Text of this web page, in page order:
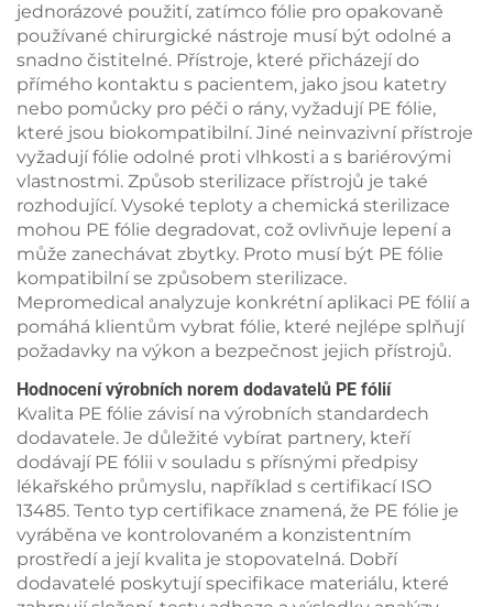
jednorázové použití, zatímco fólie pro opakovaně
používané chirurgické nástroje musí být odolné a
snadno čistitelné. Přístroje, které přicházejí do
přímého kontaktu s pacientem, jako jsou katetry
nebo pomůcky pro péči o rány, vyžadují PE fólie,
které jsou biokompatibilní. Jiné neinvazivní přístroje
vyžadují fólie odolné proti vlhkosti a s bariérovými
vlastnostmi. Způsob sterilizace přístrojů je také
rozhodující. Vysoké teploty a chemická sterilizace
mohou PE fólie degradovat, což ovlivňuje lepení a
může zanechávat zbytky. Proto musí být PE fólie
kompatibilní se způsobem sterilizace.
Mepromedical analyzuje konkrétní aplikaci PE fólií a
pomáhá klientům vybrat fólie, které nejlépe splňují
požadavky na výkon a bezpečnost jejich přístrojů.
Hodnocení výrobních norem dodavatelů PE fólií
Kvalita PE fólie závisí na výrobních standardech
dodavatele. Je důležité vybírat partnery, kteří
dodávají PE fólii v souladu s přísnými předpisy
lékařského průmyslu, například s certifikací ISO
13485. Tento typ certifikace znamená, že PE fólie je
vyráběna ve kontrolovaném a konzistentním
prostředí a její kvalita je stopovatelná. Dobří
dodavatelé poskytují specifikace materiálu, které